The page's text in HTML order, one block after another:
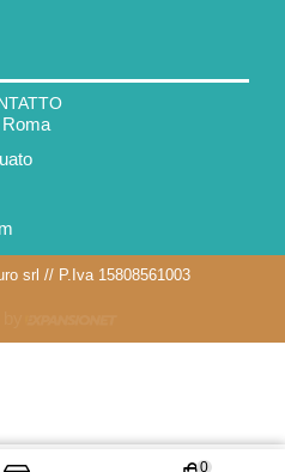
srl // P.Iva 15808561003
0